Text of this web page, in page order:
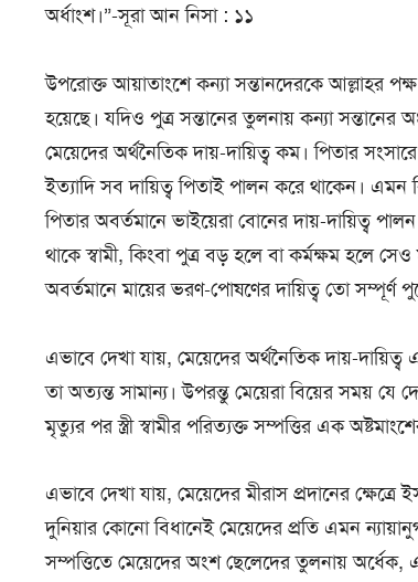
অর্ধাংশ।”-সূরা আন নিসা : ১১
উপরোক্ত আয়াতাংশে কন্যা সন্তানদেরকে আল্লাহর পক্ষ
হয়েছে। যদিও পুত্র সন্তানের তুলনায় কন্যা সন্তানের
মেয়েদের অর্থনৈতিক দায়-দায়িত্ব কম। পিতার
ইত্যাদি সব দায়িত্ব পিতাই পালন করে থাকেন।
পিতার অবর্তমানে ভাইয়েরা বোনের দায়-দায়িত্ব
থাকে স্বামী, কিংবা পুত্র বড় হলে বা কর্মক্ষম হলে
অবর্তমানে মায়ের ভরণ-পোষণের দায়িত্ব তো সম্পূর্ণ
এভাবে দেখা যায়, মেয়েদের অর্থনৈতিক দায়-
তা অত্যন্ত সামান্য। উপরন্তু মেয়েরা বিয়ের সময় যে
মৃত্যুর পর স্ত্রী স্বামীর পরিত্যক্ত সম্পত্তির এক
এভাবে দেখা যায়, মেয়েদের মীরাস প্রদানের ক্ষেত্রে
দুনিয়ার কোনো বিধানেই মেয়েদের প্রতি এমন
সম্পত্তিতে মেয়েদের অংশ ছেলেদের তুলনায়